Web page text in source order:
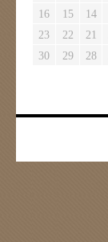
14
15
16
21
22
23
28
29
30